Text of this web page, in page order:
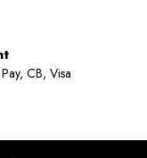
CB, Visa